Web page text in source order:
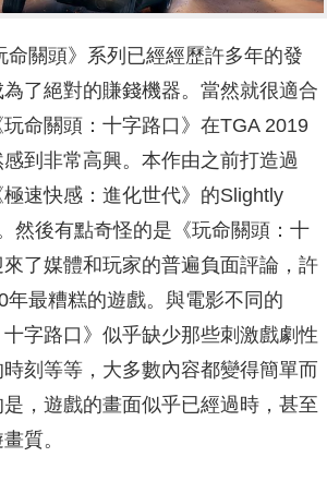
命關頭》系列已經經歷許多年的發
了絕對的賺錢機器。當然就很適合
命關頭：十字路口》在TGA 2019
到非常高興。本作由之前打造過
極速快感：進化世代》的Slightly
然後有點奇怪的是《玩命關頭：十
了媒體和玩家的普遍負面評論，許
年最糟糕的遊戲。與電影不同的
字路口》似乎缺少那些刺激戲劇性
刻等等，大多數內容都變得簡單而
，遊戲的畫面似乎已經過時，甚至
質。